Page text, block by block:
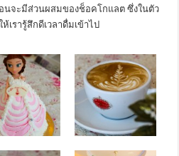
นจะมีส่วนผสมของช็อคโกแลต ซึ่งในตัว
รารู้สึกดีเวลาดื่มเข้าไป